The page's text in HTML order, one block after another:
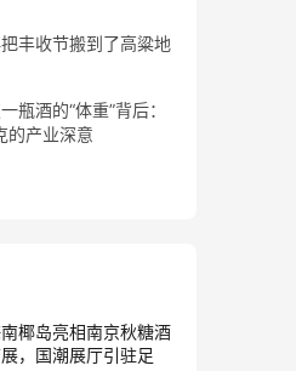
丰收节搬到了高粱地
瓶酒的“体重”背后：
的产业深意
椰岛亮相南京秋糖酒
，国潮展厅引驻足